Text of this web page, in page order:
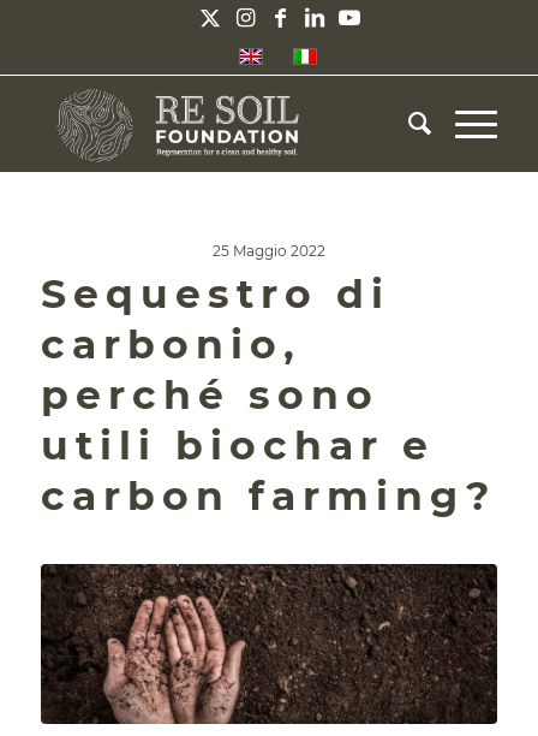
25 Maggio 2022
Sequestro di
carbonio,
perché sono
utili biochar e
carbon farming?